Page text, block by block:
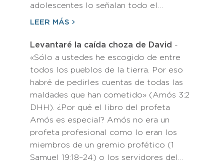
adolescentes lo señalan todo el…
LEER MÁS
Levantaré la caída choza de David -
«Sólo a ustedes he escogido de entre
todos los pueblos de la tierra. Por eso
habré de pedirles cuentas de todas las
maldades que han cometido» (Amós 3:2
DHH). ¿Por qué el libro del profeta
Amós es especial? Amós no era un
profeta profesional como lo eran los
miembros de un gremio profético (1
Samuel 19:18–24) o los servidores del…